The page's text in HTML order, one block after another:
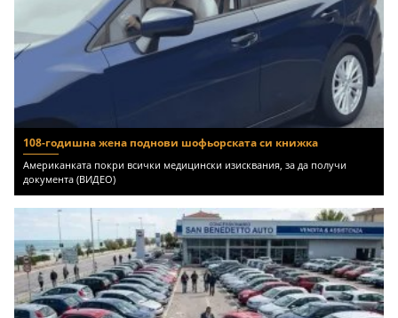
108-годишна жена поднови шофьорската си книжка
Американката покри всички медицински изисквания, за да получи
документа (ВИДЕО)